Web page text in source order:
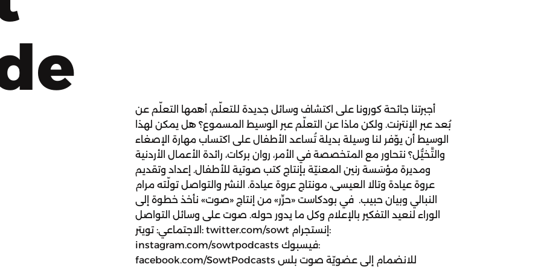
أجبرتنا جائحة كورونا على اكتشاف وسائل جديدة للتعلّم، أهمها التعلّم عن
بُعد عبر الإنترنت. ولكن ماذا عن التعلّم عبر الوسيط المسموع؟ هل يمكن لهذا
الوسيط أن يوّفر لنا وسيلة بديلة تُساعد الأطفال على اكتساب مهارة الإصغاء
والتَّخيُّل؟ نتحاور مع المتخصصة في الأمر، روان بركات، رائدة الأعمال الأردنية
ومديرة مؤسَسة رنين المعنيّة بإنتاج كتب صوتية للأطفال. إعداد وتقديم
عروة عيادة وتالا العيسى، مونتاج عروة عيادة. النشر والتواصل تولّته مرام
النبالي وبيان حبيب. في بودكاست «حرِّر» من إنتاج «صوت» نأخذ خطوة إلى
الوراء لنعيد التفكير بالإعلام وكل ما يدور حوله. صوت على وسائل التواصل
الاجتماعي: تويتر: twitter.com/sowt إنستجرام:
instagram.com/sowtpodcasts فيسبوك:
facebook.com/SowtPodcasts للانضمام إلى عضويّة صوت بلس